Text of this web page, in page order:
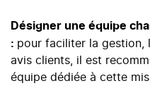
Désigner une équipe
: pour faciliter la gestion,
avis clients, il est
équipe dédiée à cette